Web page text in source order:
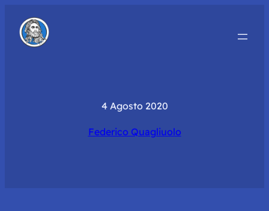
4 Agosto 2020
Federico Quagliuolo